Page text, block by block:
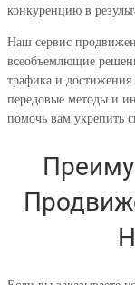
конкуренцию в
Наш сервис
всеобъемлющие
трафика и
передовые методы и
помочь вам укрепить